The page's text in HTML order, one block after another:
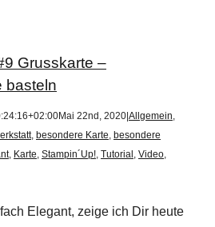
Grusskarte –
basteln
Mai 22nd, 2020 Allgemein,
, besondere Karte, besondere
, Karte, Stampin´Up!, Tutorial , Video,
Elegant, zeige ich Dir heute